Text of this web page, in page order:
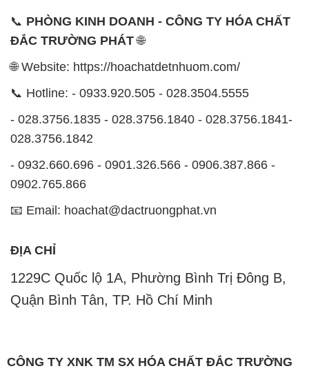
- 028.3756.1835 - 028.3756.1840 - 028.3756.1841-
0902.765.866
📧 Email: hoachat@dactruongphat.vn
ĐỊA CHỈ
1229C Quốc lộ 1A, Phường Bình Trị Đông B,
Quận Bình Tân, TP. Hồ Chí Minh
CÔNG TY XNK TM SX HÓA CHẤT ĐẮC TRƯỜNG
PHÁT
kinh doanh và phân phối các loại hóa chất công